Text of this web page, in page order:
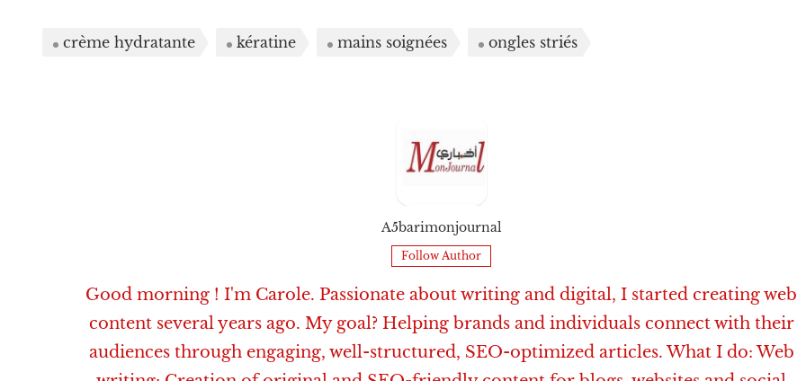
crème hydratante kératine mains soignées ongles striés
A5barimonjournal
Follow Author
Good morning ! I'm Carole. Passionate about writing and digital, I started creating web
content several years ago. My goal? Helping brands and individuals connect with their
audiences through engaging, well-structured, SEO-optimized articles. What I do: Web